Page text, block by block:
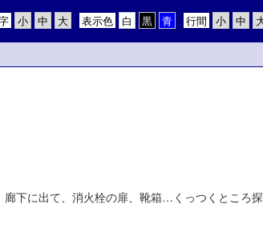
行間
表示色
下に出て、消火栓の扉、靴箱…くっつくところ